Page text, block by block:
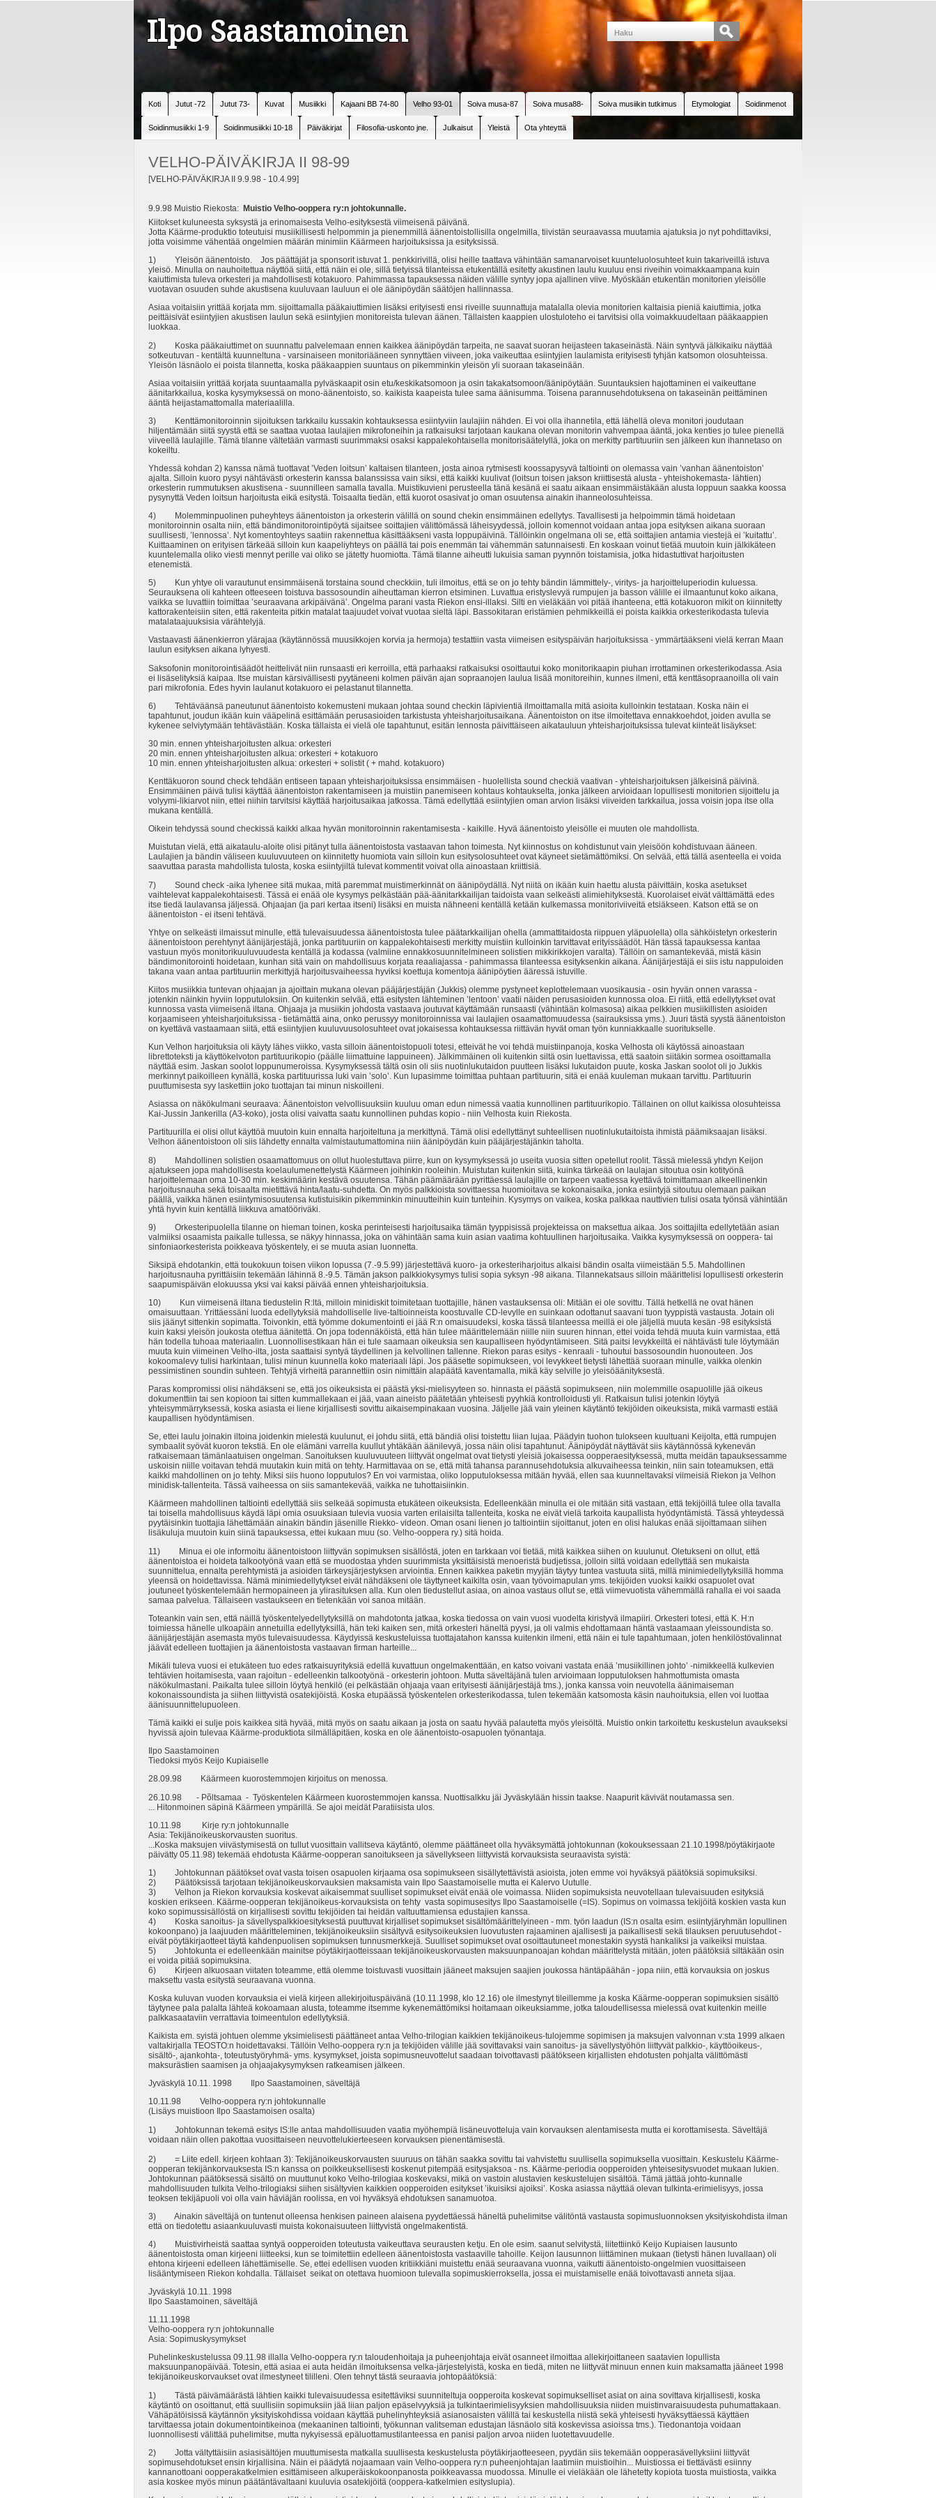
Ilpo Saastamoinen
Koti Jutut -72 Jutut 73- Kuvat Musiikki Kajaani BB 74-80 Velho 93-01 Soiva musa-87 Soiva musa88- Soiva musiikin tutkimus Etymologiat Soidinmenot
Soidinmusiikki 1-9 Soidinmusiikki 10-18 Päiväkirjat Filosofia-uskonto jne. Julkaisut Yleistä Ota yhteyttä
VELHO-PÄIVÄKIRJA II 98-99
[VELHO-PÄIVÄKIRJA II 9.9.98 - 10.4.99]
9.9.98 Muistio Riekosta: Muistio Velho-ooppera ry:n johtokunnalle.
Kiitokset kuluneesta syksystä ja erinomaisesta Velho-esityksestä viimeisenä päivänä.
Jotta Käärme-produktio toteutuisi musiikillisesti helpommin ja pienemmillä äänentoistollisilla ongelmilla, tiivistän seuraavassa muutamia ajatuksia jo nyt pohdittaviksi,
jotta voisimme vähentää ongelmien määrän minimiin Käärmeen harjoituksissa ja esityksissä.
1) Yleisön äänentoisto. Jos päättäjät ja sponsorit istuvat 1. penkkirivillä, olisi heille taattava vähintään samanarvoiset kuunteluolosuhteet kuin takariveillä istuva
yleisö. Minulla on nauhoitettua näyttöä siitä, että näin ei ole, sillä tietyissä tilanteissa etukentällä esitetty akustinen laulu kuuluu ensi riveihin voimakkaampana kuin
kaiuttimista tuleva orkesteri ja mahdollisesti kotakuoro. Pahimmassa tapauksessa näiden välille syntyy jopa ajallinen viive. Myöskään etukentän monitorien yleisölle
vuotavan osuuden suhde akustisena kuuluvaan lauluun ei ole äänipöydän säätöjen hallinnassa.
Asiaa voitaisiin yrittää korjata mm. sijoittamalla pääkaiuttimien lisäksi erityisesti ensi riveille suunnattuja matalalla olevia monitorien kaltaisia pieniä kaiuttimia, jotka
peittäisivät esiintyjien akustisen laulun sekä esiintyjien monitoreista tulevan äänen. Tällaisten kaappien ulostuloteho ei tarvitsisi olla voimakkuudeltaan pääkaappien
luokkaa.
2) Koska pääkaiuttimet on suunnattu palvelemaan ennen kaikkea äänipöydän tarpeita, ne saavat suoran heijasteen takaseinästä. Näin syntyvä jälkikaiku näyttää
sotkeutuvan - kentältä kuunneltuna - varsinaiseen monitoriääneen synnyttäen viiveen, joka vaikeuttaa esiintyjien laulamista erityisesti tyhjän katsomon olosuhteissa.
Yleisön läsnäolo ei poista tilannetta, koska pääkaappien suuntaus on pikemminkin yleisön yli suoraan takaseinään.
Asiaa voitaisiin yrittää korjata suuntaamalla pylväskaapit osin etu/keskikatsomoon ja osin takakatsomoon/äänipöytään. Suuntauksien hajottaminen ei vaikeuttane
äänitarkkailua, koska kysymyksessä on mono-äänentoisto, so. kaikista kaapeista tulee sama äänisumma. Toisena parannusehdotuksena on takaseinän peittäminen
ääntä heijastamattomalla materiaalilla.
3) Kenttämonitoroinnin sijoituksen tarkkailu kussakin kohtauksessa esiintyviin laulajiin nähden. Ei voi olla ihannetila, että lähellä oleva monitori joudutaan
hiljentämään siitä syystä että se saattaa vuotaa laulajien mikrofoneihin ja ratkaisuksi tarjotaan kaukana olevan monitorin vahvempaa ääntä, joka kenties jo tulee pienellä
viiveellä laulajille. Tämä tilanne vältetään varmasti suurimmaksi osaksi kappalekohtaisella monitorisäätelyllä, joka on merkitty partituuriin sen jälkeen kun ihannetaso on
kokeiltu.
Yhdessä kohdan 2) kanssa nämä tuottavat ’Veden loitsun’ kaltaisen tilanteen, josta ainoa rytmisesti koossapysyvä taltiointi on olemassa vain ’vanhan äänentoiston’
ajalta. Silloin kuoro pysyi nähtävästi orkesterin kanssa balanssissa vain siksi, että kaikki kuulivat (loitsun toisen jakson kriittisestä alusta - yhteishokemasta- lähtien)
orkesterin rummutuksen akustisena - suunnilleen samalla tavalla. Muistikuvieni perusteella tänä kesänä ei saatu aikaan ensimmäistäkään alusta loppuun saakka koossa
pysynyttä Veden loitsun harjoitusta eikä esitystä. Toisaalta tiedän, että kuorot osasivat jo oman osuutensa ainakin ihanneolosuhteissa.
4) Molemminpuolinen puheyhteys äänentoiston ja orkesterin välillä on sound chekin ensimmäinen edellytys. Tavallisesti ja helpoimmin tämä hoidetaan
monitoroinnin osalta niin, että bändimonitorointipöytä sijaitsee soittajien välittömässä läheisyydessä, jolloin komennot voidaan antaa jopa esityksen aikana suoraan
suullisesti, ’lennossa’. Nyt komentoyhteys saatiin rakennettua käsittääkseni vasta loppupäivinä. Tällöinkin ongelmana oli se, että soittajien antamia viestejä ei ’kuitattu’.
Kuittaaminen on erityisen tärkeää silloin kun kaapeliyhteys on päällä tai pois enemmän tai vähemmän satunnaisesti. En koskaan voinut tietää muutoin kuin jälkikäteen
kuuntelemalla oliko viesti mennyt perille vai oliko se jätetty huomiotta. Tämä tilanne aiheutti lukuisia saman pyynnön toistamisia, jotka hidastuttivat harjoitusten
etenemistä.
5) Kun yhtye oli varautunut ensimmäisenä torstaina sound checkkiin, tuli ilmoitus, että se on jo tehty bändin lämmittely-, viritys- ja harjoitteluperiodin kuluessa.
Seurauksena oli kahteen otteeseen toistuva bassosoundin aiheuttaman kierron etsiminen. Luvattua eristyslevyä rumpujen ja basson välille ei ilmaantunut koko aikana,
vaikka se luvattiin toimittaa ’seuraavana arkipäivänä’. Ongelma parani vasta Riekon ensi-illaksi. Silti en vieläkään voi pitää ihanteena, että kotakuoron mikit on kiinnitetty
kattorakenteisiin siten, että rakenteita pitkin matalat taajuudet voivat vuotaa sieltä läpi. Bassokitaran eristämien pehmikkeillä ei poista kaikkia orkesterikodasta tulevia
matalataajuuksisia värähtelyjä.
Vastaavasti äänenkierron ylärajaa (käytännössä muusikkojen korvia ja hermoja) testattiin vasta viimeisen esityspäivän harjoituksissa - ymmärtääkseni vielä kerran Maan
laulun esityksen aikana lyhyesti.
Saksofonin monitorointisäädöt heittelivät niin runsaasti eri kerroilla, että parhaaksi ratkaisuksi osoittautui koko monitorikaapin piuhan irrottaminen orkesterikodassa. Asia
ei lisäselityksiä kaipaa. Itse muistan kärsivällisesti pyytäneeni kolmen päivän ajan sopraanojen laulua lisää monitoreihin, kunnes ilmeni, että kenttäsopraanoilla oli vain
pari mikrofonia. Edes hyvin laulanut kotakuoro ei pelastanut tilannetta.
6) Tehtäväänsä paneutunut äänentoisto kokemusteni mukaan johtaa sound checkin läpivientiä ilmoittamalla mitä asioita kulloinkin testataan. Koska näin ei
tapahtunut, joudun ikään kuin vääpelinä esittämään perusasioiden tarkistusta yhteisharjoitusaikana. Äänentoiston on itse ilmoitettava ennakkoehdot, joiden avulla se
kykenee selviytymään tehtävästään. Koska tällaista ei vielä ole tapahtunut, esitän lennosta päivittäiseen aikatauluun yhteisharjoituksissa tulevat kiinteät lisäykset:
30 min. ennen yhteisharjoitusten alkua: orkesteri
20 min. ennen yhteisharjoitusten alkua: orkesteri + kotakuoro
10 min. ennen yhteisharjoitusten alkua: orkesteri + solistit ( + mahd. kotakuoro)
Kenttäkuoron sound check tehdään entiseen tapaan yhteisharjoituksissa ensimmäisen - huolellista sound checkiä vaativan - yhteisharjoituksen jälkeisinä päivinä.
Ensimmäinen päivä tulisi käyttää äänentoiston rakentamiseen ja muistiin panemiseen kohtaus kohtaukselta, jonka jälkeen arvioidaan lopullisesti monitorien sijoittelu ja
volyymi-likiarvot niin, ettei niihin tarvitsisi käyttää harjoitusaikaa jatkossa. Tämä edellyttää esiintyjien oman arvion lisäksi viiveiden tarkkailua, jossa voisin jopa itse olla
mukana kentällä.
Oikein tehdyssä sound checkissä kaikki alkaa hyvän monitoroinnin rakentamisesta - kaikille. Hyvä äänentoisto yleisölle ei muuten ole mahdollista.
Muistutan vielä, että aikataulu-aloite olisi pitänyt tulla äänentoistosta vastaavan tahon toimesta. Nyt kiinnostus on kohdistunut vain yleisöön kohdistuvaan ääneen.
Laulajien ja bändin väliseen kuuluvuuteen on kiinnitetty huomiota vain silloin kun esitysolosuhteet ovat käyneet sietämättömiksi. On selvää, että tällä asenteella ei voida
saavuttaa parasta mahdollista tulosta, koska esiintyjiltä tulevat kommentit voivat olla ainoastaan kriittisiä.
7) Sound check -aika lyhenee sitä mukaa, mitä paremmat muistimerkinnät on äänipöydällä. Nyt niitä on ikään kuin haettu alusta päivittäin, koska asetukset
vaihtelevat kappalekohtaisesti. Tässä ei enää ole kysymys pelkästään pää-äänitarkkailijan taidoista vaan selkeästi alimiehityksestä. Kuorolaiset eivät välttämättä edes
itse tiedä laulavansa jäljessä. Ohjaajan (ja pari kertaa itseni) lisäksi en muista nähneeni kentällä ketään kulkemassa monitoriviiveitä etsiäkseen. Katson että se on
äänentoiston - ei itseni tehtävä.
Yhtye on selkeästi ilmaissut minulle, että tulevaisuudessa äänentoistosta tulee päätarkkailijan ohella (ammattitaidosta riippuen yläpuolella) olla sähköistetyn orkesterin
äänentoistoon perehtynyt äänijärjestäjä, jonka partituuriin on kappalekohtaisesti merkitty muistiin kulloinkin tarvittavat erityissäädöt. Hän tässä tapauksessa kantaa
vastuun myös monitorikuuluvuudesta kentällä ja kodassa (valmiine ennakkosuunnitelmineen solistien mikkirikkojen varalta). Tällöin on samantekevää, mistä käsin
bändimonitorointi hoidetaan, kunhan sitä vain on mahdollisuus korjata reaaliajassa - pahimmassa tilanteessa esityksenkin aikana. Äänijärjestäjä ei siis istu nappuloiden
takana vaan antaa partituuriin merkittyjä harjoitusvaiheessa hyviksi koettuja komentoja äänipöytien ääressä istuville.
Kiitos musiikkia tuntevan ohjaajan ja ajoittain mukana olevan pääjärjestäjän (Jukkis) olemme pystyneet keplottelemaan vuosikausia - osin hyvän onnen varassa -
jotenkin näinkin hyviin lopputuloksiin. On kuitenkin selvää, että esitysten lähteminen ’lentoon’ vaatii näiden perusasioiden kunnossa oloa. Ei riitä, että edellytykset ovat
kunnossa vasta viimeisenä iltana. Ohjaaja ja musiikin johdosta vastaava joutuvat käyttämään runsaasti (vähintään kolmasosa) aikaa pelkkien musiikillisten asioiden
korjaamiseen yhteisharjoituksissa - tietämättä aina, onko perussyy monitoroinnissa vai laulajien osaamattomuudessa (sairauksissa yms.). Juuri tästä syystä äänentoiston
on kyettävä vastaamaan siitä, että esiintyjien kuuluvuusolosuhteet ovat jokaisessa kohtauksessa riittävän hyvät oman työn kunniakkaalle suoritukselle.
Kun Velhon harjoituksia oli käyty lähes viikko, vasta silloin äänentoistopuoli totesi, etteivät he voi tehdä muistiinpanoja, koska Velhosta oli käytössä ainoastaan
librettoteksti ja käyttökelvoton partituurikopio (päälle liimattuine lappuineen). Jälkimmäinen oli kuitenkin siltä osin luettavissa, että saatoin siitäkin sormea osoittamalla
näyttää esim. Jaskan soolot loppunumeroissa. Kysymyksessä tältä osin oli siis nuotinlukutaidon puutteen lisäksi lukutaidon puute, koska Jaskan soolot oli jo Jukkis
merkinnyt paikoilleen kynällä, koska partituurissa luki vain ’solo’. Kun lupasimme toimittaa puhtaan partituurin, sitä ei enää kuuleman mukaan tarvittu. Partituurin
puuttumisesta syy laskettiin joko tuottajan tai minun niskoilleni.
Asiassa on näkökulmani seuraava: Äänentoiston velvollisuuksiin kuuluu oman edun nimessä vaatia kunnollinen partituurikopio. Tällainen on ollut kaikissa olosuhteissa
Kai-Jussin Jankerilla (A3-koko), josta olisi vaivatta saatu kunnollinen puhdas kopio - niin Velhosta kuin Riekosta.
Partituurilla ei olisi ollut käyttöä muutoin kuin ennalta harjoiteltuna ja merkittynä. Tämä olisi edellyttänyt suhteellisen nuotinlukutaitoista ihmistä päämiksaajan lisäksi.
Velhon äänentoistoon oli siis lähdetty ennalta valmistautumattomina niin äänipöydän kuin pääjärjestäjänkin taholta.
8) Mahdollinen solistien osaamattomuus on ollut huolestuttava piirre, kun on kysymyksessä jo useita vuosia sitten opetellut roolit. Tässä mielessä yhdyn Keijon
ajatukseen jopa mahdollisesta koelaulumenettelystä Käärmeen joihinkin rooleihin. Muistutan kuitenkin siitä, kuinka tärkeää on laulajan sitoutua osin kotityönä
harjoittelemaan oma 10-30 min. keskimäärin kestävä osuutensa. Tähän päämäärään pyrittäessä laulajille on tarpeen vaatiessa kyettävä toimittamaan alkeellinenkin
harjoitusnauha sekä toisaalta mietittävä hinta/laatu-suhdetta. On myös palkkioista sovittaessa huomioitava se kokonaisaika, jonka esiintyjä sitoutuu olemaan paikan
päällä, vaikka hänen esiintymisosuutensa kutistuisikin pikemminkin minuutteihin kuin tunteihin. Kysymys on vaikea, koska palkkaa nauttivien tulisi osata työnsä vähintään
yhtä hyvin kuin kentällä liikkuva amatööriväki.
9) Orkesteripuolella tilanne on hieman toinen, koska perinteisesti harjoitusaika tämän tyyppisissä projekteissa on maksettua aikaa. Jos soittajilta edellytetään asian
valmiiksi osaamista paikalle tullessa, se näkyy hinnassa, joka on vähintään sama kuin asian vaatima kohtuullinen harjoitusaika. Vaikka kysymyksessä on ooppera- tai
sinfoniaorkesterista poikkeava työskentely, ei se muuta asian luonnetta.
Siksipä ehdotankin, että toukokuun toisen viikon lopussa (7.-9.5.99) järjestettävä kuoro- ja orkesteriharjoitus alkaisi bändin osalta viimeistään 5.5. Mahdollinen
harjoitusnauha pyrittäisiin tekemään lähinnä 8.-9.5. Tämän jakson palkkiokysymys tulisi sopia syksyn -98 aikana. Tilannekatsaus silloin määrittelisi lopullisesti orkesterin
saapumispäivän elokuussa yksi vai kaksi päivää ennen yhteisharjoituksia.
10) Kun viimeisenä iltana tiedustelin R:ltä, milloin minidiskit toimitetaan tuottajille, hänen vastauksensa oli: Mitään ei ole sovittu. Tällä hetkellä ne ovat hänen
omaisuuttaan. Yrittäessäni luoda edellytyksiä mahdolliselle live-taltioinneista koostuvalle CD-levylle en suinkaan odottanut saavani tuon tyyppistä vastausta. Jotain oli
siis jäänyt sittenkin sopimatta. Toivonkin, että työmme dokumentointi ei jää R:n omaisuudeksi, koska tässä tilanteessa meillä ei ole jäljellä muuta kesän -98 esityksistä
kuin kaksi yleisön joukosta otettua äänitettä. On jopa todennäköistä, että hän tulee määrittelemään niille niin suuren hinnan, ettei voida tehdä muuta kuin varmistaa, että
hän todella tuhoaa materiaalin. Luonnollisestikaan hän ei tule saamaan oikeuksia sen kaupalliseen hyödyntämiseen. Sitä paitsi levykkeiltä ei nähtävästi tule löytymään
muuta kuin viimeinen Velho-ilta, josta saattaisi syntyä täydellinen ja kelvollinen tallenne. Riekon paras esitys - kenraali - tuhoutui bassosoundin huonouteen. Jos
kokoomalevy tulisi harkintaan, tulisi minun kuunnella koko materiaali läpi. Jos pääsette sopimukseen, voi levykkeet tietysti lähettää suoraan minulle, vaikka olenkin
pessimistinen soundin suhteen. Tehtyjä virheitä parannettiin osin nimittäin alapäätä kaventamalla, mikä käy selville jo yleisöäänityksestä.
Paras kompromissi olisi nähdäkseni se, että jos oikeuksista ei päästä yksi-mielisyyteen so. hinnasta ei päästä sopimukseen, niin molemmille osapuolille jää oikeus
dokumenttiin tai sen kopioon tai sitten kummallekaan ei jää, vaan aineisto päätetään yhteisesti pyyhkiä kontrolloidusti yli. Ratkaisun tulisi jotenkin löytyä
yhteisymmärryksessä, koska asiasta ei liene kirjallisesti sovittu aikaisempinakaan vuosina. Jäljelle jää vain yleinen käytäntö tekijöiden oikeuksista, mikä varmasti estää
kaupallisen hyödyntämisen.
Se, ettei laulu joinakin iltoina joidenkin mielestä kuulunut, ei johdu siitä, että bändiä olisi toistettu liian lujaa. Päädyin tuohon tulokseen kuultuani Keijolta, että rumpujen
symbaalit syövät kuoron tekstiä. En ole elämäni varrella kuullut yhtäkään äänilevyä, jossa näin olisi tapahtunut. Äänipöydät näyttävät siis käytännössä kykenevän
ratkaisemaan tämänlaatuisen ongelman. Sanoituksen kuuluvuuteen liittyvät ongelmat ovat tietysti yleisiä jokaisessa oopperaesityksessä, mutta meidän tapauksessamme
uskoisin niille voitavan tehdä muutakin kuin mitä on tehty. Harmittavaa on se, että mitä tahansa parannusehdotuksia alkuvaiheessa teinkin, niin sain toteamuksen, että
kaikki mahdollinen on jo tehty. Miksi siis huono lopputulos? En voi varmistaa, oliko lopputuloksessa mitään hyvää, ellen saa kuunneltavaksi viimeisiä Riekon ja Velhon
minidisk-tallenteita. Tässä vaiheessa on siis samantekevää, vaikka ne tuhottaisiinkin.
Käärmeen mahdollinen taltiointi edellyttää siis selkeää sopimusta etukäteen oikeuksista. Edelleenkään minulla ei ole mitään sitä vastaan, että tekijöillä tulee olla tavalla
tai toisella mahdollisuus käydä läpi omia osuuksiaan tulevia vuosia varten erilaisilta tallenteita, koska ne eivät vielä tarkoita kaupallista hyödyntämistä. Tässä yhteydessä
pyytäisinkin tuottajia lähettämään ainakin bändin jäsenille Riekko- videon. Oman osani lienen jo taltiointiin sijoittanut, joten en olisi halukas enää sijoittamaan siihen
lisäkuluja muutoin kuin siinä tapauksessa, ettei kukaan muu (so. Velho-ooppera ry.) sitä hoida.
11) Minua ei ole informoitu äänentoistoon liittyvän sopimuksen sisällöstä, joten en tarkkaan voi tietää, mitä kaikkea siihen on kuulunut. Oletukseni on ollut, että
äänentoistoa ei hoideta talkootyönä vaan että se muodostaa yhden suurimmista yksittäisistä menoeristä budjetissa, jolloin siltä voidaan edellyttää sen mukaista
suunnittelua, ennalta perehtymistä ja asioiden tärkeysjärjestyksen arviointia. Ennen kaikkea paketin myyjän täytyy tuntea vastuuta siitä, millä minimiedellytyksillä homma
yleensä on hoidettavissa. Nämä minimiedellytykset eivät nähdäkseni ole täyttyneet kaikilta osin, vaan työvoimapulan yms. tekijöiden vuoksi kaikki osapuolet ovat
joutuneet työskentelemään hermopaineen ja ylirasituksen alla. Kun olen tiedustellut asiaa, on ainoa vastaus ollut se, että viimevuotista vähemmällä rahalla ei voi saada
samaa palvelua. Tällaiseen vastaukseen en tietenkään voi sanoa mitään.
Toteankin vain sen, että näillä työskentelyedellytyksillä on mahdotonta jatkaa, koska tiedossa on vain vuosi vuodelta kiristyvä ilmapiiri. Orkesteri totesi, että K. H:n
toimiessa hänelle ulkoapäin annetuilla edellytyksillä, hän teki kaiken sen, mitä orkesteri häneltä pyysi, ja oli valmis ehdottamaan häntä vastaamaan yleissoundista so.
äänijärjestäjän asemasta myös tulevaisuudessa. Käydyissä keskusteluissa tuottajatahon kanssa kuitenkin ilmeni, että näin ei tule tapahtumaan, joten henkilöstövalinnat
jäävät edelleen tuottajien ja äänentoistosta vastaavan firman harteille...
Mikäli tuleva vuosi ei etukäteen tuo edes ratkaisuyrityksiä edellä kuvattuun ongelmakenttään, en katso voivani vastata enää ’musiikillinen johto’ -nimikkeellä kulkevien
tehtävien hoitamisesta, vaan rajoitun - edelleenkin talkootyönä - orkesterin johtoon. Mutta säveltäjänä tulen arvioimaan lopputuloksen hahmottumista omasta
näkökulmastani. Paikalta tulee silloin löytyä henkilö (ei pelkästään ohjaaja vaan erityisesti äänijärjestäjä tms.), jonka kanssa voin neuvotella äänimaiseman
kokonaissoundista ja siihen liittyvistä osatekijöistä. Koska etupäässä työskentelen orkesterikodassa, tulen tekemään katsomosta käsin nauhoituksia, ellen voi luottaa
äänisuunnittelupuoleen.
Tämä kaikki ei sulje pois kaikkea sitä hyvää, mitä myös on saatu aikaan ja josta on saatu hyvää palautetta myös yleisöltä. Muistio onkin tarkoitettu keskustelun avaukseksi
hyvissä ajoin tulevaa Käärme-produktiota silmälläpitäen, koska en ole äänentoisto-osapuolen työnantaja.
Ilpo Saastamoinen
Tiedoksi myös Keijo Kupiaiselle
28.09.98 Käärmeen kuorostemmojen kirjoitus on menossa.
26.10.98 - Põltsamaa - Työskentelen Käärmeen kuorostemmojen kanssa. Nuottisalkku jäi Jyväskylään hissin taakse. Naapurit kävivät noutamassa sen.
... Hitonmoinen säpinä Käärmeen ympärillä. Se ajoi meidät Paratiisista ulos.
10.11.98 Kirje ry:n johtokunnalle
Asia: Tekijänoikeuskorvausten suoritus.
...Koska maksujen viivästymisestä on tullut vuosittain vallitseva käytäntö, olemme päättäneet olla hyväksymättä johtokunnan (kokouksessaan 21.10.1998/pöytäkirjaote
päivätty 05.11.98) tekemää ehdotusta Käärme-oopperan sanoitukseen ja sävellykseen liittyvistä korvauksista seuraavista syistä:
1) Johtokunnan päätökset ovat vasta toisen osapuolen kirjaama osa sopimukseen sisällytettävistä asioista, joten emme voi hyväksyä päätöksiä sopimuksiksi.
2) Päätöksissä tarjotaan tekijänoikeuskorvauksien maksamista vain Ilpo Saastamoiselle mutta ei Kalervo Uutulle.
3) Velhon ja Riekon korvauksia koskevat aikaisemmat suulliset sopimukset eivät enää ole voimassa. Niiden sopimuksista neuvotellaan tulevaisuuden esityksiä
koskien erikseen. Käärme-oopperan tekijänoikeus-korvauksista on tehty vasta sopimusesitys Ilpo Saastamoiselle (=IS). Sopimus on voimassa tekijöitä koskien vasta kun
koko sopimussisällöstä on kirjallisesti sovittu tekijöiden tai heidän valtuuttamiensa edustajien kanssa.
4) Koska sanoitus- ja sävellyspalkkioesityksestä puuttuvat kirjalliset sopimukset sisältömäärittelyineen - mm. työn laadun (IS:n osalta esim. esiintyjäryhmän lopullinen
kokoonpano) ja laajuuden määritteleminen, tekijänoikeuksiin sisältyvä esitysoikeuksien luovutusten rajaaminen ajallisesti ja paikallisesti sekä tilauksen peruutusehdot -
eivät pöytäkirjaotteet täytä kahdenpuolisen sopimuksen tunnusmerkkejä. Suulliset sopimukset ovat osoittautuneet monestakin syystä hankaliksi ja vaikeiksi muistaa.
5) Johtokunta ei edelleenkään mainitse pöytäkirjaotteissaan tekijänoikeuskorvausten maksuunpanoajan kohdan määrittelystä mitään, joten päätöksiä siltäkään osin
ei voida pitää sopimuksina.
6) Kirjeen alkuosaan viitaten toteamme, että olemme toistuvasti vuosittain jääneet maksujen saajien joukossa häntäpäähän - jopa niin, että korvauksia on joskus
maksettu vasta esitystä seuraavana vuonna.
Koska kuluvan vuoden korvauksia ei vielä kirjeen allekirjoituspäivänä (10.11.1998, klo 12.16) ole ilmestynyt tileillemme ja koska Käärme-oopperan sopimuksien sisältö
täytynee pala palalta lähteä kokoamaan alusta, toteamme itsemme kykenemättömiksi hoitamaan oikeuksiamme, jotka taloudellisessa mielessä ovat kuitenkin meille
palkkasaataviin verrattavia toimeentulon edellytyksiä.
Kaikista em. syistä johtuen olemme yksimielisesti päättäneet antaa Velho-trilogian kaikkien tekijänoikeus-tulojemme sopimisen ja maksujen valvonnan v:sta 1999 alkaen
valtakirjalla TEOSTO:n hoidettavaksi. Tällöin Velho-ooppera ry:n ja tekijöiden välille jää sovittavaksi vain sanoitus- ja sävellystyöhön liittyvät palkkio-, käyttöoikeus-,
sisältö-, ajankohta-, toteutustyöryhmä- yms. kysymykset, joista sopimusneuvottelut saadaan toivottavasti päätökseen kirjallisten ehdotusten pohjalta välittömästi
maksurästien saamisen ja ohjaajakysymyksen ratkeamisen jälkeen.
Jyväskylä 10.11. 1998 Ilpo Saastamoinen, säveltäjä
10.11.98 Velho-ooppera ry:n johtokunnalle
(Lisäys muistioon Ilpo Saastamoisen osalta)
1) Johtokunnan tekemä esitys IS:lle antaa mahdollisuuden vaatia myöhempiä lisäneuvotteluja vain korvauksen alentamisesta mutta ei korottamisesta. Säveltäjä
voidaan näin ollen pakottaa vuosittaiseen neuvottelukierteeseen korvauksen pienentämisestä.
2) = Liite edell. kirjeen kohtaan 3): Tekijänoikeuskorvausten suuruus on tähän saakka sovittu tai vahvistettu suullisella sopimuksella vuosittain. Keskustelu Käärme-
oopperan tekijänkorvauksesta IS:n kanssa on poikkeuksellisesti koskenut pitempää esitysjaksoa - ns. Käärme-periodia oopperoiden yhteisesitysvuodet mukaan lukien.
Johtokunnan päätöksessä sisältö on muuttunut koko Velho-trilogiaa koskevaksi, mikä on vastoin alustavien keskustelujen sisältöä. Tämä jättää johto-kunnalle
mahdollisuuden tulkita Velho-trilogiaksi siihen sisältyvien kaikkien oopperoiden esitykset ’ikuisiksi ajoiksi’. Koska asiassa näyttää olevan tulkinta-erimielisyys, jossa
teoksen tekijäpuoli voi olla vain häviäjän roolissa, en voi hyväksyä ehdotuksen sanamuotoa.
3) Ainakin säveltäjä on tuntenut olleensa henkisen paineen alaisena pyydettäessä häneltä puhelimitse välitöntä vastausta sopimusluonnoksen yksityiskohdista ilman
että on tiedotettu asiaankuuluvasti muista kokonaisuuteen liittyvistä ongelmakentistä.
4) Muistivirheistä saattaa syntyä oopperoiden toteutusta vaikeuttava seurausten ketju. En ole esim. saanut selvitystä, liitettiinkö Keijo Kupiaisen lausunto
äänentoistosta oman kirjeeni liitteeksi, kun se toimitettiin edelleen äänentoistosta vastaaville tahoille. Keijon lausunnon liittäminen mukaan (tietysti hänen luvallaan) oli
ehtona kirjeeni edelleen lähettämiselle. Se, ettei edellisen vuoden kritiikkiäni muistettu enää seuraavana vuonna, vaikutti äänentoisto-ongelmien vuosittaiseen
lisääntymiseen Riekon kohdalla. Tällaiset seikat on otettava huomioon tulevalla sopimuskierroksella, jossa ei muistamiselle enää toivottavasti anneta sijaa.
Jyväskylä 10.11. 1998
Ilpo Saastamoinen, säveltäjä
11.11.1998
Velho-ooppera ry:n johtokunnalle
Asia: Sopimuskysymykset
Puhelinkeskustelussa 09.11.98 illalla Velho-ooppera ry:n taloudenhoitaja ja puheenjohtaja eivät osanneet ilmoittaa allekirjoittaneen saatavien lopullista
maksuunpanopäivää. Totesin, että asiaa ei auta heidän ilmoituksensa velka-järjestelyistä, koska en tiedä, miten ne liittyvät minuun ennen kuin maksamatta jääneet 1998
tekijänoikeuskorvaukset ovat ilmestyneet tililleni. Olen tehnyt tästä seuraavia johtopäätöksiä:
1) Tästä päivämäärästä lähtien kaikki tulevaisuudessa esitettäviksi suunniteltuja oopperoita koskevat sopimukselliset asiat on aina sovittava kirjallisesti, koska
käytäntö on osoittanut, että suullisiin sopimuksiin jää liian paljon epäselvyyksiä ja tulkintaerimielisyyksien mahdollisuuksia niiden muistinvaraisuudesta puhumattakaan.
Vähäpätöisissä käytännön yksityiskohdissa voidaan käyttää puhelinyhteyksiä asianosaisten välillä tai keskustella niistä sekä yhteisesti hyväksyttäessä käyttäen
tarvittaessa jotain dokumentointikeinoa (mekaaninen taltiointi, työkunnan valitseman edustajan läsnäolo sitä koskevissa asioissa tms.). Tiedonantoja voidaan
luonnollisesti välittää puhelimitse, mutta nykyisessä epäluottamustilanteessa en panisi paljon arvoa niiden luotettavuudelle.
2) Jotta vältyttäisiin asiasisältöjen muuttumisesta matkalla suullisesta keskustelusta pöytäkirjaotteeseen, pyydän siis tekemään oopperasävellyksiini liittyvät
sopimusehdotukset ensin kirjallisina. Näin ei päädytä nojaamaan vain Velho-ooppera ry:n puheenjohtajan laatimiin muistioihin... Muistiossa ei tiettävästi esiinny
kannanottoani oopperakatkelmien esittämiseen alkuperäiskokoonpanosta poikkeavassa muodossa. Minulle ei vieläkään ole lähetetty kopiota tuosta muistiosta, vaikka
asia koskee myös minun päätäntävaltaani kuuluvia osatekijöitä (ooppera-katkelmien esityslupia).